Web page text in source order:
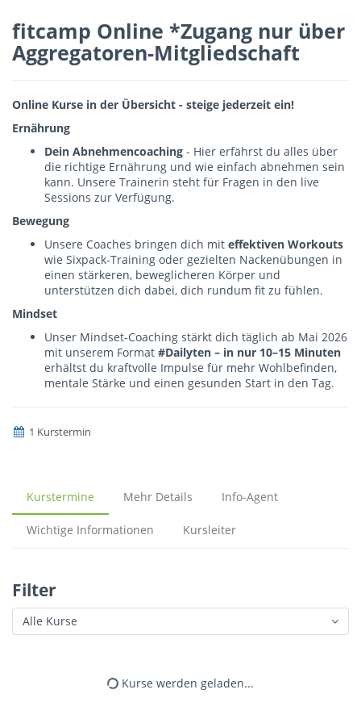
fitcamp Online *Zugang nur über
Aggregatoren-Mitgliedschaft
Online Kurse in der Übersicht - steige jederzeit ein!
Ernährung
Dein Abnehmencoaching - Hier erfährst du alles über
die richtige Ernährung und wie einfach abnehmen sein
kann. Unsere Trainerin steht für Fragen in den live
Sessions zur Verfügung.
Bewegung
Unsere Coaches bringen dich mit effektiven Workouts
wie Sixpack-Training oder gezielten Nackenübungen in
einen stärkeren, beweglicheren Körper und
unterstützen dich dabei, dich rundum fit zu fühlen.
Mindset
Unser Mindset-Coaching stärkt dich täglich ab Mai 2026
mit unserem Format #Dailyten – in nur 10–15 Minuten
erhältst du kraftvolle Impulse für mehr Wohlbefinden,
mentale Stärke und einen gesunden Start in den Tag.
1 Kurstermin
Kurstermine Mehr Details Info-Agent
Wichtige Informationen Kursleiter
Filter
Alle Kurse
Kurse werden geladen...